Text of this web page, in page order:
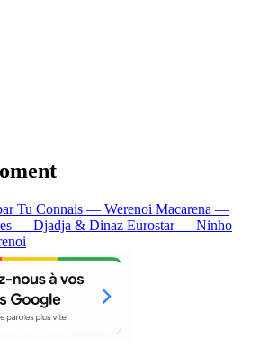
Tu Connais — Werenoi Macarena —
— Djadja & Dinaz Eurostar — Ninho